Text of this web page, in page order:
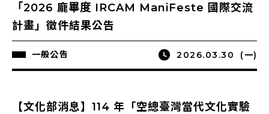
「2026 龐畢度 IRCAM ManiFeste 國際交流
計畫」徵件結果公告
一般公告 2026.03.30 (一)
【文化部消息】114 年「空總臺灣當代文化實驗